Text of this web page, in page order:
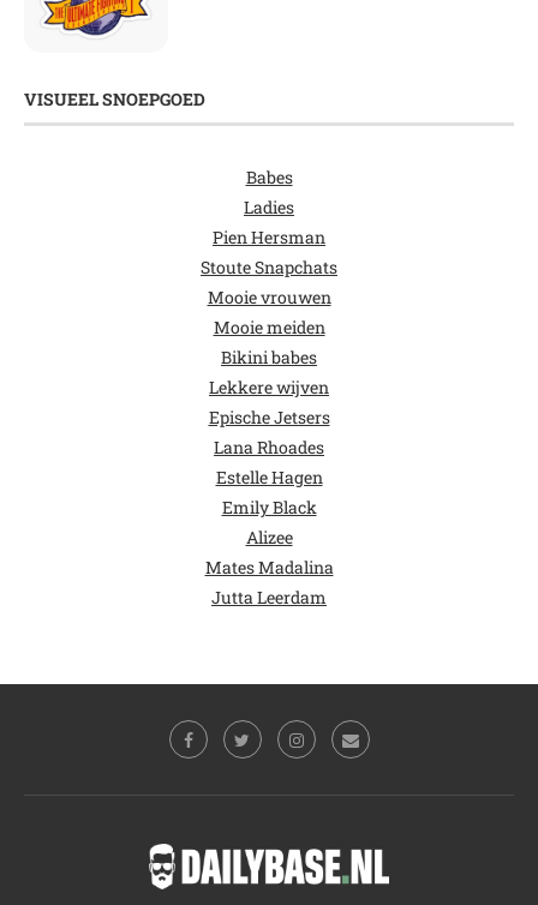
VISUEEL SNOEPGOED
Babes
Ladies
Pien Hersman
Stoute Snapchats
Mooie vrouwen
Mooie meiden
Bikini babes
Lekkere wijven
Epische Jetsers
Lana Rhoades
Estelle Hagen
Emily Black
Alizee
Mates Madalina
Jutta Leerdam